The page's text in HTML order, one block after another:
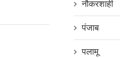
नौकरशाही
पंजाब
पलामू